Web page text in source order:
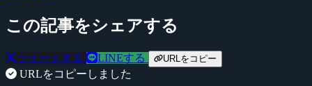
この記事をシェアする
ツイートする LINEする URLをコピー
URLをコピーしました